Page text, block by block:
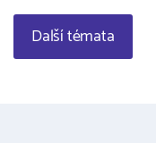
Další témata